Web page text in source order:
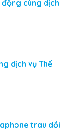
cùng dịch
dịch vụ Thế
trau dồi